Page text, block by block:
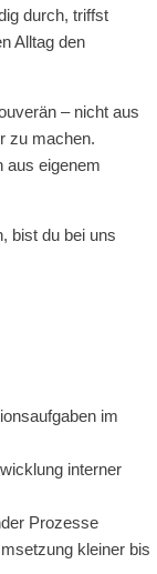
durch, triffst
Alltag den
– nicht aus
zu machen.
aus eigenem
bist du bei uns
im
interner
Prozesse
kleiner bis